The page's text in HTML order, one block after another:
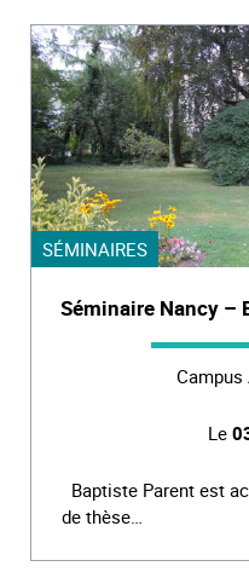
SÉMINAIRES
Séminaire Nancy –
Campus
Le
Baptiste Parent est
de thèse…